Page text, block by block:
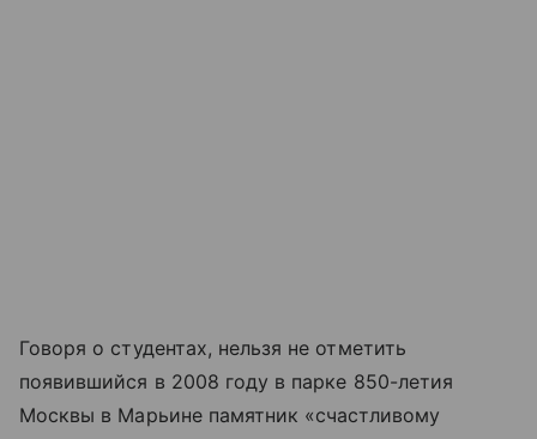
Говоря о студентах, нельзя не отметить
появившийся в 2008 году в парке 850-летия
Москвы в Марьине памятник «счастливому